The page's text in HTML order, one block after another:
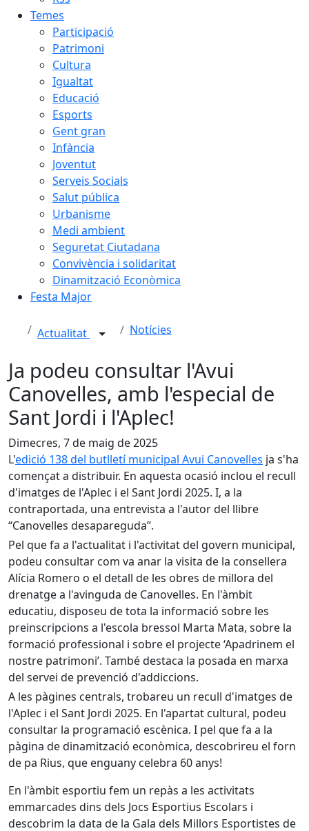
Temes
Participació
Patrimoni
Cultura
Igualtat
Educació
Esports
Gent gran
Infància
Joventut
Serveis Socials
Salut pública
Urbanisme
Medi ambient
Seguretat Ciutadana
Convivència i solidaritat
Dinamització Econòmica
Festa Major
Actualitat Notícies
Ja podeu consultar l'Avui
Canovelles, amb l'especial de
Sant Jordi i l'Aplec!
Dimecres, 7 de maig de 2025
L'edició 138 del butlletí municipal Avui Canovelles ja s'ha
començat a distribuir. En aquesta ocasió inclou el recull
d'imatges de l'Aplec i el Sant Jordi 2025. I, a la
contraportada, una entrevista a l'autor del llibre
“Canovelles desapareguda”.
Pel que fa a l'actualitat i l'activitat del govern municipal,
podeu consultar com va anar la visita de la consellera
Alícia Romero o el detall de les obres de millora del
drenatge a l'avinguda de Canovelles. En l'àmbit
educatiu, disposeu de tota la informació sobre les
preinscripcions a l'escola bressol Marta Mata, sobre la
formació professional i sobre el projecte ‘Apadrinem el
nostre patrimoni’. També destaca la posada en marxa
del servei de prevenció d'addiccions.
A les pàgines centrals, trobareu un recull d'imatges de
l'Aplec i el Sant Jordi 2025. En l'apartat cultural, podeu
consultar la programació escènica. I pel que fa a la
pàgina de dinamització econòmica, descobrireu el forn
de pa Rius, que enguany celebra 60 anys!
En l'àmbit esportiu fem un repàs a les activitats
emmarcades dins dels Jocs Esportius Escolars i
descobrim la data de la Gala dels Millors Esportistes de